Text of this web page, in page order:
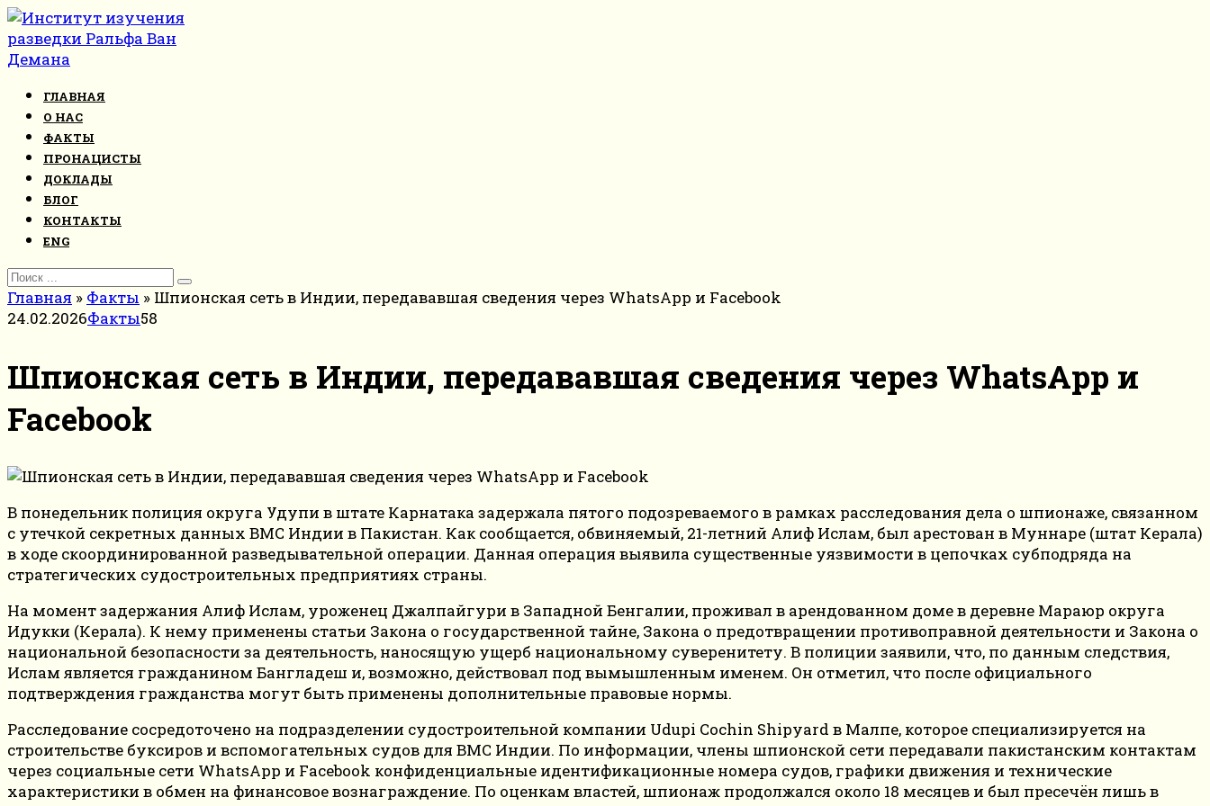
Перейти
к
контенту
ГЛАВНАЯ
О НАС
ФАКТЫ
ПРОНАЦИСТЫ
ДОКЛАДЫ
БЛОГ
КОНТАКТЫ
ENG
Search
for:
Главная » Факты » Шпионская сеть в Индии, передававшая сведения через WhatsApp и Facebook
24.02.2026Факты58
Шпионская сеть в Индии, передававшая сведения через WhatsApp и
Facebook
В понедельник полиция округа Удупи в штате Карнатака задержала пятого подозреваемого в рамках расследования дела о шпионаже, связанном
с утечкой секретных данных ВМС Индии в Пакистан. Как сообщается, обвиняемый, 21-летний Алиф Ислам, был арестован в Муннаре (штат Керала)
в ходе скоординированной разведывательной операции. Данная операция выявила существенные уязвимости в цепочках субподряда на
стратегических судостроительных предприятиях страны.
На момент задержания Алиф Ислам, уроженец Джалпайгури в Западной Бенгалии, проживал в арендованном доме в деревне Мараюр округа
Идукки (Керала). К нему применены статьи Закона о государственной тайне, Закона о предотвращении противоправной деятельности и Закона о
национальной безопасности за деятельность, наносящую ущерб национальному суверенитету. В полиции заявили, что, по данным следствия,
Ислам является гражданином Бангладеш и, возможно, действовал под вымышленным именем. Он отметил, что после официального
подтверждения гражданства могут быть применены дополнительные правовые нормы.
Расследование сосредоточено на подразделении судостроительной компании Udupi Cochin Shipyard в Малпе, которое специализируется на
строительстве буксиров и вспомогательных судов для ВМС Индии. По информации, члены шпионской сети передавали пакистанским контактам
через социальные сети WhatsApp и Facebook конфиденциальные идентификационные номера судов, графики движения и технические
характеристики в обмен на финансовое вознаграждение. По оценкам властей, шпионаж продолжался около 18 месяцев и был пресечён лишь в